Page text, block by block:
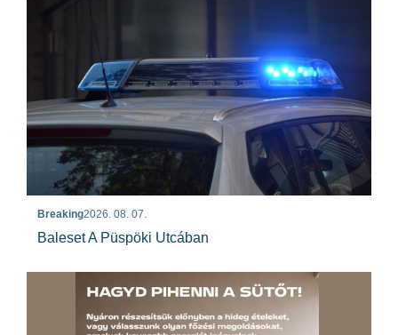
Breaking2026. 08. 07.
Baleset A Püspöki Utcában